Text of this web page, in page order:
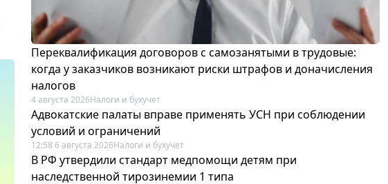
Переквалификация договоров с самозанятыми в трудовые:
когда у заказчиков возникают риски штрафов и доначисления
налогов
4 августа 2026Налоги и бухучет
Адвокатские палаты вправе применять УСН при соблюдении
условий и ограничений
12:58 6 августа 2026Налоги и бухучет
В РФ утвердили стандарт медпомощи детям при
наследственной тирозинемии 1 типа